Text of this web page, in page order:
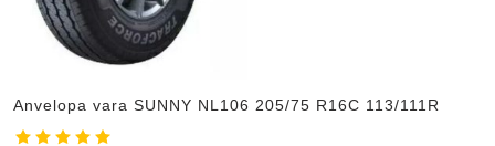
Anvelopa vara SUNNY NL106 205/75 R16C 113/111R